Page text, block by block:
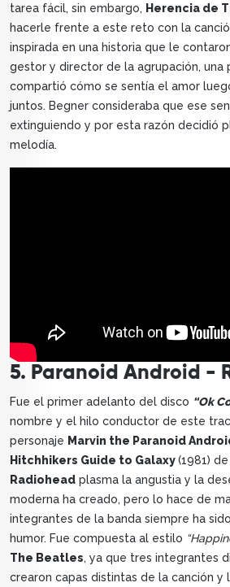
tarea fácil, sin embargo, Herencia de
hacerle frente a este reto con la
inspirada en una historia que le
gestor y director de la agrupación, una
compartió cómo se sentía el amor
juntos. Begner consideraba que ese
extinguiendo y por esta razón decidió
melodía.
5. Paranoid Android -
Fue el primer adelanto del disco “Ok
nombre y el hilo conductor de este
personaje Marvin the Paranoid
Hitchhikers Guide to Galaxy(1981) de
Radiohead plasma la angustia y la
moderna ha creado, pero lo hace de
integrantes de la banda siempre ha
humor. Fue compuesta al estilo
The Beatles, ya que tres integrantes
crearon capas distintas de la canción y